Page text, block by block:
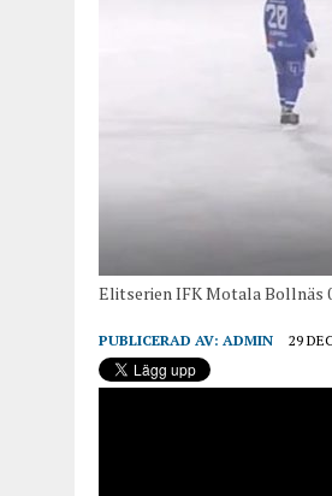
Elitserien IFK Motala Bollnäs
PUBLICERAD AV: ADMIN 29